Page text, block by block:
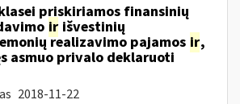
priskiriamos finansinių
ir išvestinių
realizavimo pajamos ir,
asmuo privalo deklaruoti
2018-11-22